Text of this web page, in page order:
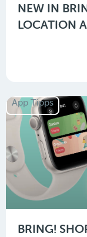
NEW IN
LOCATION
App Tipps
BRING!